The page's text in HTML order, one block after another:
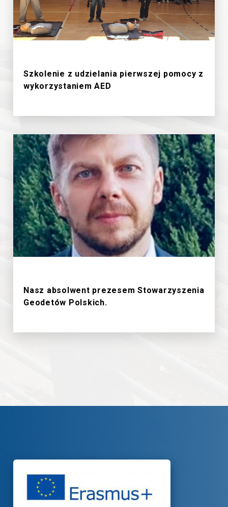
Szkolenie z udzielania pierwszej pomocy z
wykorzystaniem AED
Nasz absolwent prezesem Stowarzyszenia
Geodetów Polskich.